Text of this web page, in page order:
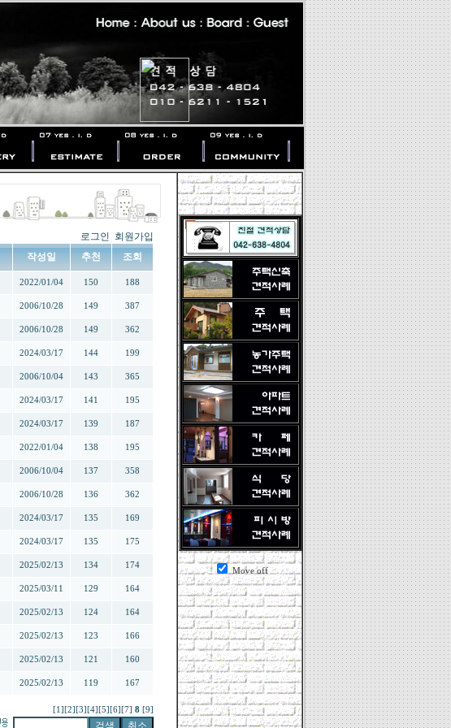
로그인 회원가입
작성일 추천 조회
2022/01/04 150 188
2006/10/28 149 387
2006/10/28 149 362
2024/03/17 144 199
2006/10/04 143 365
2024/03/17 141 195
2024/03/17 139 187
2022/01/04 138 195
2006/10/04 137 358
2006/10/28 136 362
2024/03/17 135 169
2024/03/17 135 175
2025/02/13 134 174
2025/03/11 129 164
2025/02/13 124 164
2025/02/13 123 166
2025/02/13 121 160
2025/02/13 119 167
[1] [2] [3] [4] [5] [6] [7] 8 [9]
Move off